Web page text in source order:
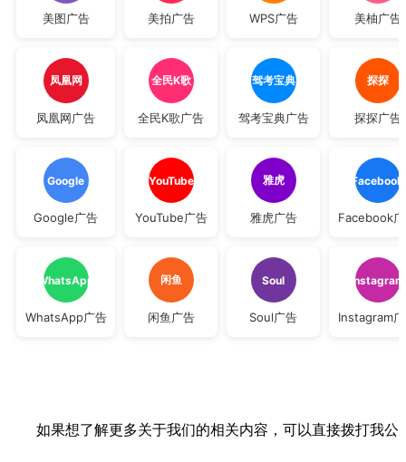
美图广告 美拍广告 WPS广告 美柚广告
凤凰网
凤凰网广告
全民K歌
全民K歌广告
驾考宝典
驾考宝典广告
探探
探探广告
Google
Google广告
YouTube
YouTube广告
雅虎
雅虎广告
Facebook
Facebook
WhatsApp
WhatsApp广告
闲鱼
闲鱼广告
Soul
Soul广告
Instagram
Instagram
如果想了解更多关于我们的相关内容，可以直接拨打我公